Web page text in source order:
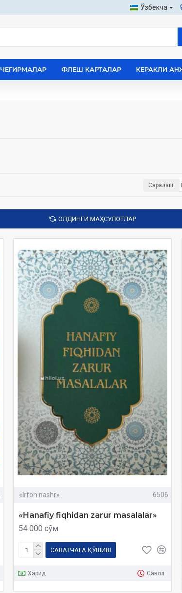
Ўзбекча
ЧЕГИРМАЛАР ФЛЕШ КАРТАЛАР КЕРАКЛИ
Саралаш:
ОЛДИНГИ МАҲСУЛОТЛАР
«Irfon nashr» 6506
«Hanafiy fiqhidan zarur masalalar»
54 000 сўм
САВАТЧАГА ҚЎШИШ
Харид Савол